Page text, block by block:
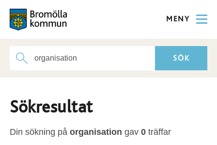
MENY
Sökresultat
Din sökning på organisation gav 0 träffar